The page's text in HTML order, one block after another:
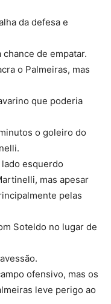
da defesa e
de empatar.
o Palmeiras, mas
que poderia
o goleiro do
esquerdo
mas apesar
pelas
Soteldo no lugar de
ofensivo, mas os
leve perigo ao